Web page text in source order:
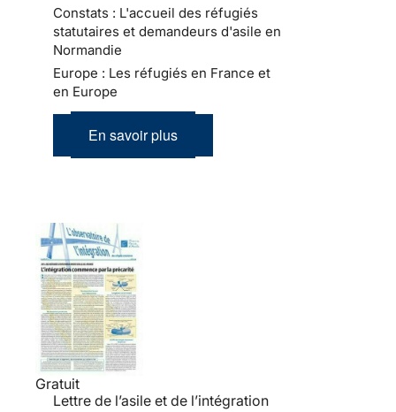
Constats : L'accueil des réfugiés
statutaires et demandeurs d'asile en
Normandie
Europe : Les réfugiés en France et
en Europe
En savoir plus
Gratuit
Lettre de l’asile et de l’intégration